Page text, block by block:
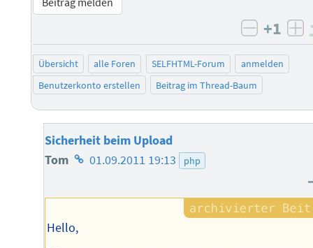
negativ
+1
Übersicht alle Foren SELFHTML-Forum
anmelden
Benutzerkonto erstellen
Beitrag im Thread-Baum
Sicherheit beim Upload
Tom Homepage
Autors
01.09.2011 19:13 php
Hello,